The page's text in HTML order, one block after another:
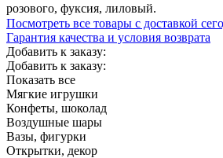
розового, фуксия, лиловый.
Посмотреть все товары с доставкой
Гарантия качества и условия возврата
Добавить к заказу:
Добавить к заказу:
Показать все
Мягкие игрушки
Конфеты, шоколад
Воздушные шары
Вазы, фигурки
Открытки, декор